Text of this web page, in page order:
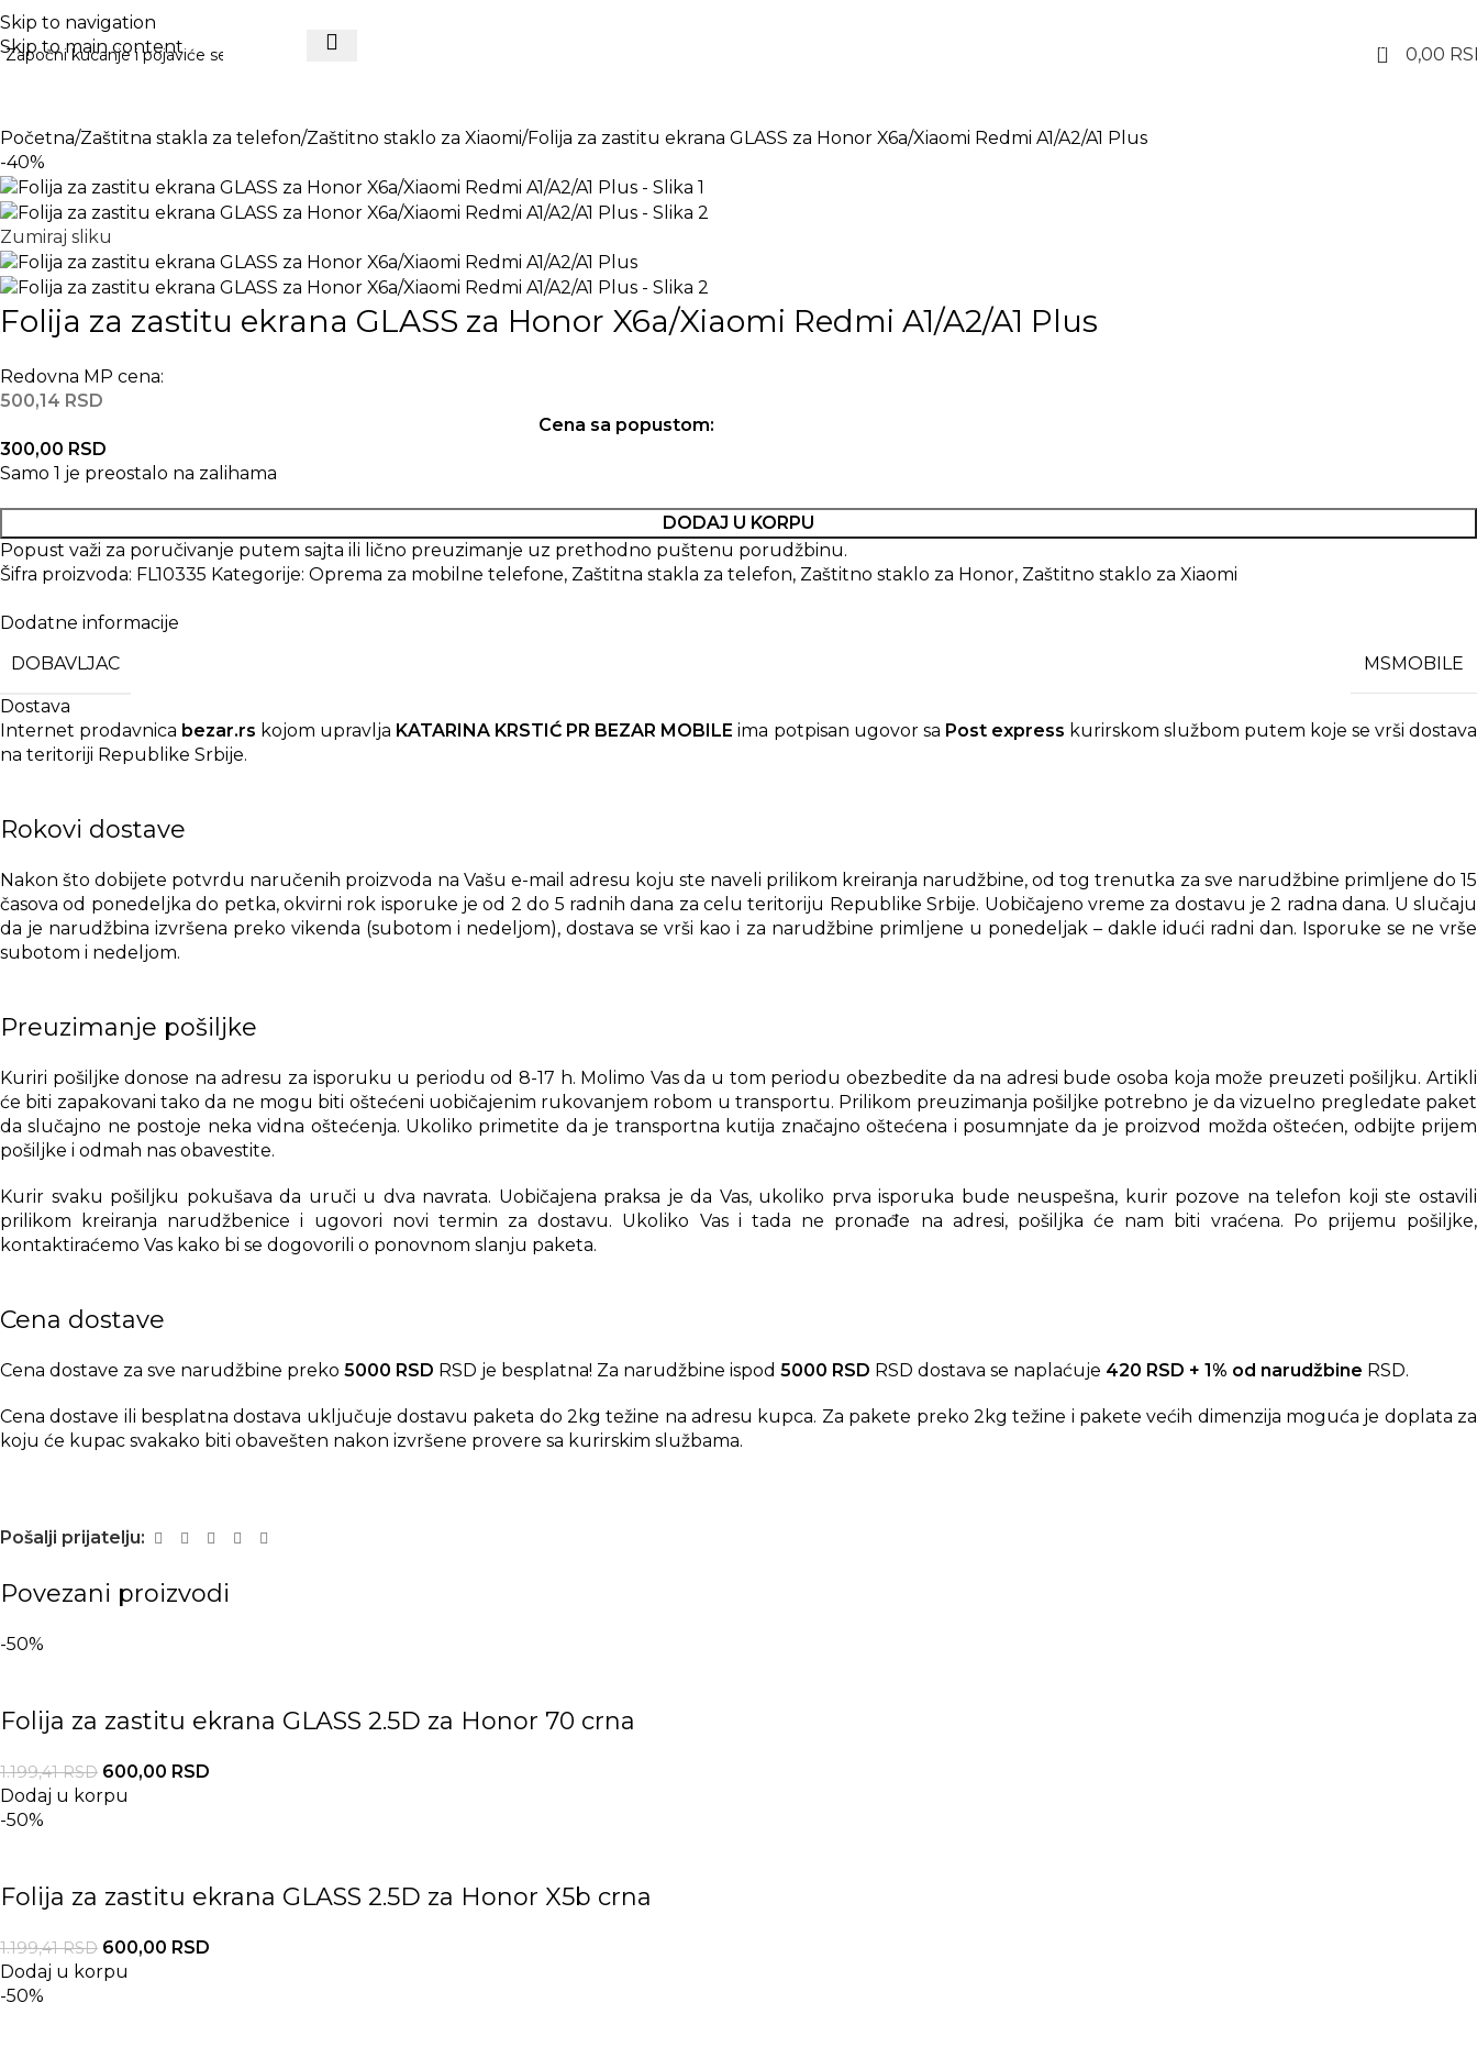
Skip to navigation
Skip to main content
DOSTAVA PREKO 5000 RSD
0 0,00
Početna Zaštitna stakla za telefon Zaštitno staklo za Xiaomi Folija za zastitu ekrana GLASS za Honor X6a/Xiaomi Redmi A1/A2/A1 Plus
-40%
Zumiraj sliku
Folija za zastitu ekrana GLASS za Honor X6a/Xiaomi Redmi A1/A2/A1 Plus
Redovna MP cena:
500,14 RSD
Cena sa popustom:
300,00 RSD
Samo 1 je preostalo na zalihama
DODAJ U KORPU
Popust važi za poručivanje putem sajta ili lično preuzimanje uz prethodno puštenu porudžbinu.
Šifra proizvoda: FL10335 Kategorije: Oprema za mobilne telefone, Zaštitna stakla za telefon, Zaštitno staklo za Honor, Zaštitno staklo za Xiaomi
Dodatne informacije
DOBAVLJAC
MSMOBILE
Dostava
Internet prodavnica bezar.rs kojom upravlja KATARINA KRSTIĆ PR BEZAR MOBILE ima potpisan ugovor sa Post express kurirskom službom putem koje se vrši dostava
na teritoriji Republike Srbije.
Rokovi dostave
Nakon što dobijete potvrdu naručenih proizvoda na Vašu e-mail adresu koju ste naveli prilikom kreiranja narudžbine, od tog trenutka za sve narudžbine primljene do 15
časova od ponedeljka do petka, okvirni rok isporuke je od 2 do 5 radnih dana za celu teritoriju Republike Srbije. Uobičajeno vreme za dostavu je 2 radna dana. U slučaju
da je narudžbina izvršena preko vikenda (subotom i nedeljom), dostava se vrši kao i za narudžbine primljene u ponedeljak – dakle idući radni dan. Isporuke se ne vrše
subotom i nedeljom.
Preuzimanje pošiljke
Kuriri pošiljke donose na adresu za isporuku u periodu od 8-17 h. Molimo Vas da u tom periodu obezbedite da na adresi bude osoba koja može preuzeti pošiljku. Artikli
će biti zapakovani tako da ne mogu biti oštećeni uobičajenim rukovanjem robom u transportu. Prilikom preuzimanja pošiljke potrebno je da vizuelno pregledate paket
da slučajno ne postoje neka vidna oštećenja. Ukoliko primetite da je transportna kutija značajno oštećena i posumnjate da je proizvod možda oštećen, odbijte prijem
pošiljke i odmah nas obavestite.
Kurir svaku pošiljku pokušava da uruči u dva navrata. Uobičajena praksa je da Vas, ukoliko prva isporuka bude neuspešna, kurir pozove na telefon koji ste ostavili
prilikom kreiranja narudžbenice i ugovori novi termin za dostavu. Ukoliko Vas i tada ne pronađe na adresi, pošiljka će nam biti vraćena. Po prijemu pošiljke,
kontaktiraćemo Vas kako bi se dogovorili o ponovnom slanju paketa.
Cena dostave
Cena dostave za sve narudžbine preko 5000 RSD RSD je besplatna! Za narudžbine ispod 5000 RSD RSD dostava se naplaćuje 420 RSD + 1% od narudžbine RSD.
Cena dostave ili besplatna dostava uključuje dostavu paketa do 2kg težine na adresu kupca. Za pakete preko 2kg težine i pakete većih dimenzija moguća je doplata za
koju će kupac svakako biti obavešten nakon izvršene provere sa kurirskim službama.
Pošalji prijatelju:
Povezani proizvodi
-50%
Folija za zastitu ekrana GLASS 2.5D za Honor 70 crna
1.199,41RSD 600,00 RSD
Dodaj u korpu
-50%
Folija za zastitu ekrana GLASS 2.5D za Honor X5b crna
1.199,41RSD 600,00 RSD
Dodaj u korpu
-50%